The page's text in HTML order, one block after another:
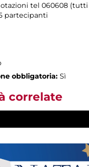
tel 060608 (tutti
partecipanti
obbligatoria: Sì
correlate